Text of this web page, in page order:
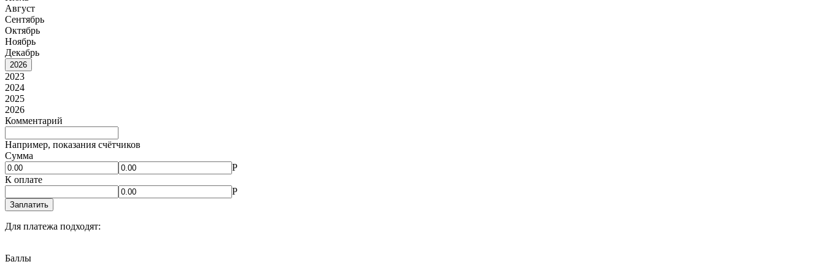
Август
Сентябрь
Октябрь
Ноябрь
Декабрь
2026
2023
2024
2025
2026
Комментарий
Например, показания счётчиков
Сумма
Р
К оплате
Р
Заплатить
Для платежа подходят:
Баллы